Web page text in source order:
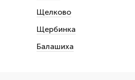
Щелково
Щербинка
Балашиха